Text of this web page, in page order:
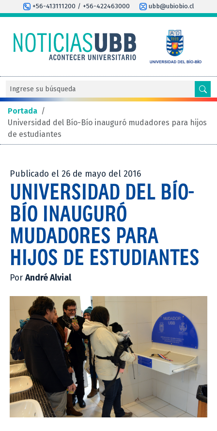
+56-413111200 / +56-422463000 ubb@ubiobio.cl
Portada /
Universidad del Bío-Bío inauguró mudadores para hijos
de estudiantes
Publicado el 26 de mayo del 2016
UNIVERSIDAD DEL BÍO-
BÍO INAUGURÓ
MUDADORES PARA
HIJOS DE ESTUDIANTES
Por André Alvial